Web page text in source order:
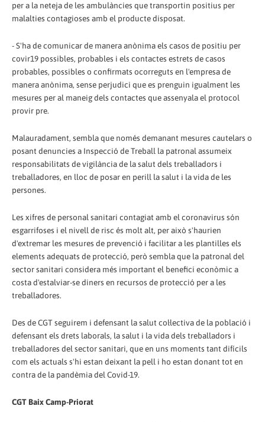
per a la neteja de les ambulàncies que transportin positius per
malalties contagioses amb el producte disposat.
- S'ha de comunicar de manera anònima els casos de positiu per
covir19 possibles, probables i els contactes estrets de casos
probables, possibles o confirmats ocorreguts en l'empresa de
manera anònima, sense perjudici que es prenguin igualment les
mesures per al maneig dels contactes que assenyala el protocol
provir pre.
Malauradament, sembla que només demanant mesures cautelars o
posant denuncies a Inspecció de Treball la patronal assumeix
responsabilitats de vigilància de la salut dels treballadors i
treballadores, en lloc de posar en perill la salut i la vida de les
persones.
Les xifres de personal sanitari contagiat amb el coronavirus són
esgarrifoses i el nivell de risc és molt alt, per això s'haurien
d'extremar les mesures de prevenció i facilitar a les plantilles els
elements adequats de protecció, però sembla que la patronal del
sector sanitari considera més important el benefici econòmic a
costa d'estalviar-se diners en recursos de protecció per a les
treballadores.
Des de CGT seguirem i defensant la salut col·lectiva de la població i
defensant els drets laborals, la salut i la vida dels treballadors i
treballadores del sector sanitari, que en uns moments tant difícils
com els actuals s'hi estan deixant la pell i ho estan donant tot en
contra de la pandèmia del Covid-19.
CGT Baix Camp-Priorat